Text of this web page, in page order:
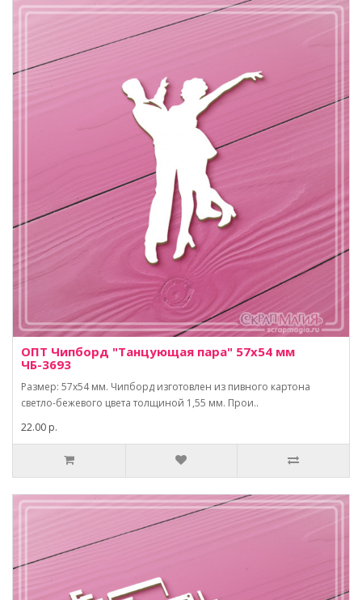
ОПТ Чипборд "Танцующая пара" 57х54 мм
ЧБ-3693
Размер: 57х54 мм. Чипборд изготовлен из пивного картона
светло-бежевого цвета толщиной 1,55 мм. Прои..
22.00 р.